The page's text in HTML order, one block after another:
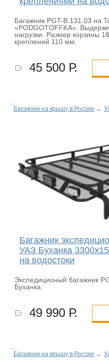
Багажник PGT-B.131.03 на
«PODGOTOFFKA».
нагрузки. Размер корзины
креплений 110 мм.
45 500 Р.
Багажник на крышу в России →
Багажник
УАЗ Буханка
на водостоки
Экспедиционый багажник
Буханка.
49 990 Р.
Багажник на крышу в России →